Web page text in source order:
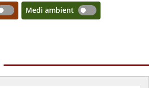
Medi ambient